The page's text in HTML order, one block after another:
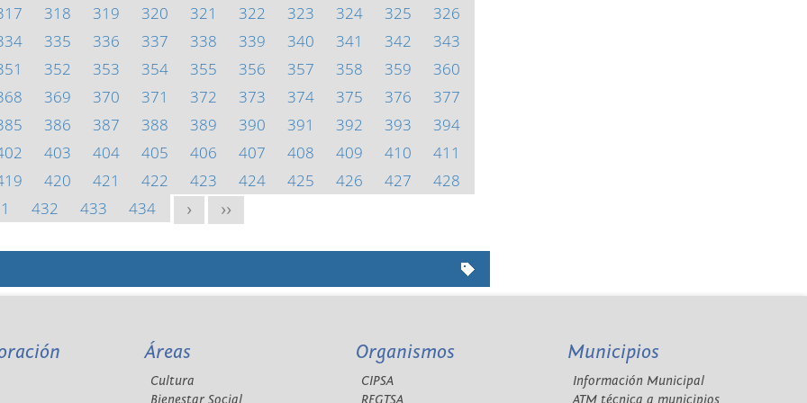
318 319 320 321 322 323 324 325
326
335 336 337 338 339 340 341 342
343
352 353 354 355 356 357 358 359
360
369 370 371 372 373 374 375 376
377
386 387 388 389 390 391 392 393
394
403 404 405 406 407 408 409 410
411
420 421 422 423 424 425 426 427
428
432 433 434 > >>
Áreas
Cultura
Organismos
CIPSA
Municipios
Información Municipal